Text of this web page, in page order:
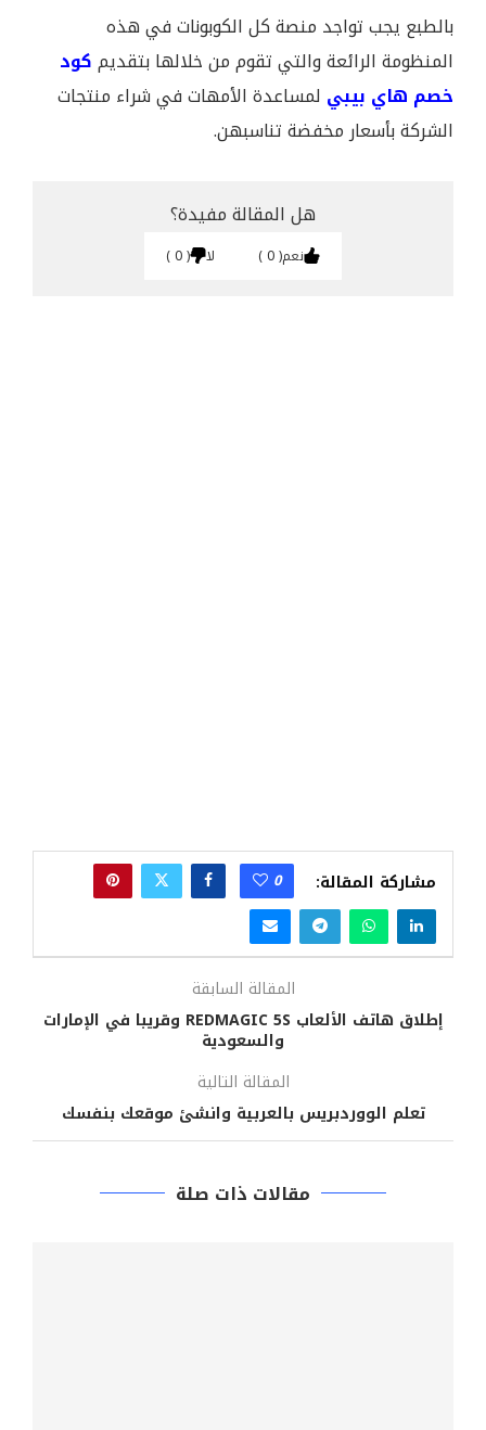
بالطبع يجب تواجد منصة كل الكوبونات في هذه
المنظومة الرائعة والتي تقوم من خلالها بتقديمكود
خصم هاي بيبي لمساعدة الأمهات في شراء منتجات
الشركة بأسعار مخفضة تناسبهن.
هل المقالة مفيدة؟
نعم 0 لا 0
مشاركة المقالة: 0
المقالة السابقة
إطلاق هاتف الألعاب REDMAGIC 5S وقريبا في الإمارات
والسعودية
المقالة التالية
تعلم الووردبريس بالعربية وانشئ موقعك بنفسك
مقالات ذات صلة